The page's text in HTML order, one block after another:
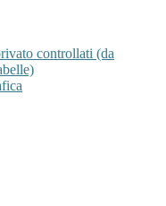
controllati (da